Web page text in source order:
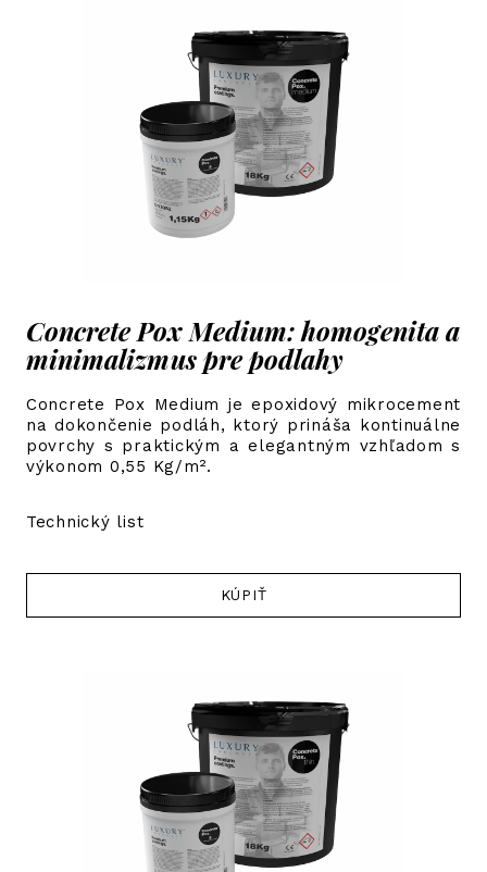
Concrete Pox Medium: homogenita a
minimalizmus pre podlahy
Concrete Pox Medium je epoxidový mikrocement
na dokončenie podláh, ktorý prináša kontinuálne
povrchy s praktickým a elegantným vzhľadom s
výkonom 0,55 Kg/m².
Technický list
KÚPIŤ